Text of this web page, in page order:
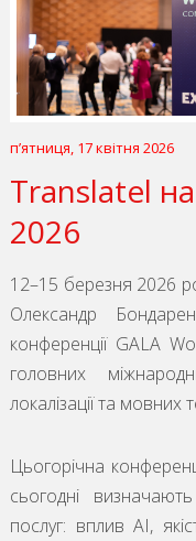
пʼятниця, 17 квітня 2026
Translatel
2026
12–15 березня 2026
Олександр
конференції GALA
головних
локалізації та мовних
Цьогорічна
сьогодні визначають
послуг: вплив AI,